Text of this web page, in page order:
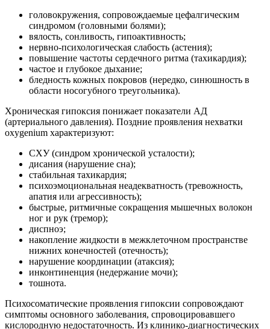
головокружения, сопровождаемые цефалгическим
синдромом (головными болями);
вялость, сонливость, гипоактивность;
нервно-психологическая слабость (астения);
повышение частоты сердечного ритма (тахикардия);
частое и глубокое дыхание;
бледность кожных покровов (нередко, синюшность в
области носогубного треугольника).
Хроническая гипоксия понижает показатели АД
(артериального давления). Поздние проявления нехватки
oxygenium характеризуют:
СХУ (синдром хронической усталости);
дисания (нарушение сна);
стабильная тахикардия;
психоэмоциональная неадекватность (тревожность,
апатия или агрессивность);
быстрые, ритмичные сокращения мышечных волокон
ног и рук (тремор);
диспноэ;
накопление жидкости в межклеточном пространстве
нижних конечностей (отечность);
нарушение координации (атаксия);
инконтиненция (недержание мочи);
тошнота.
Психосоматические проявления гипоксии сопровождают
симптомы основного заболевания, спровоцировавшего
кислородную недостаточность. Из клинико-диагностических